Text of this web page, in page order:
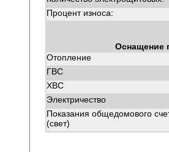
Процент износа:
Оснащение
Отопление
ГВС
ХВС
Электричество
Показания общедомового
(свет)